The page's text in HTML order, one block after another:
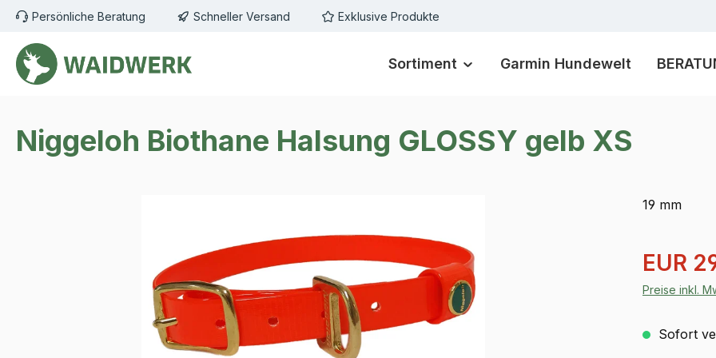
Hauptinhalt springen
Zur Suche springen
Zur Hauptnavigation springen
Persönliche Beratung Schneller Versand Exklusive Produkte
Sortiment Garmin Hundewelt
Niggeloh Biothane Halsung GLOSSY gelb XS
19 mm
EUR
Preise inkl.
Sofort